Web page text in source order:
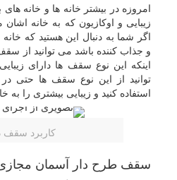
امروزه در بیشتر خانه ها و خانه
زیبایی و اوکازیون که به خانه
اگر شما به دنبال این هستید که
و جذاب کننده باشد می توانید از سقف
اینکه این نوع سقف ها دارای
توانید از این نوع سقف ها حتی
استفاده کنید و زیبایی بیشتری را به
کاربرد سقف
سقف طرح دار آسمان